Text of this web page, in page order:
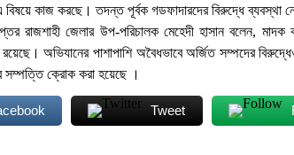
কাজ করছে। তদন্ত পূর্বক গডফাদারদের বিরুদ্ধে ব্যবস্থা
রাজশাহী জেলার উপ-পরিচালক মেহেদী হাসান বলেন, মাদক
অভিযানের পাশাপাশি অবৈধভাবে অর্জিত সম্পদের
সম্পত্তি ক্রোক করা হয়েছে ।
Tweet